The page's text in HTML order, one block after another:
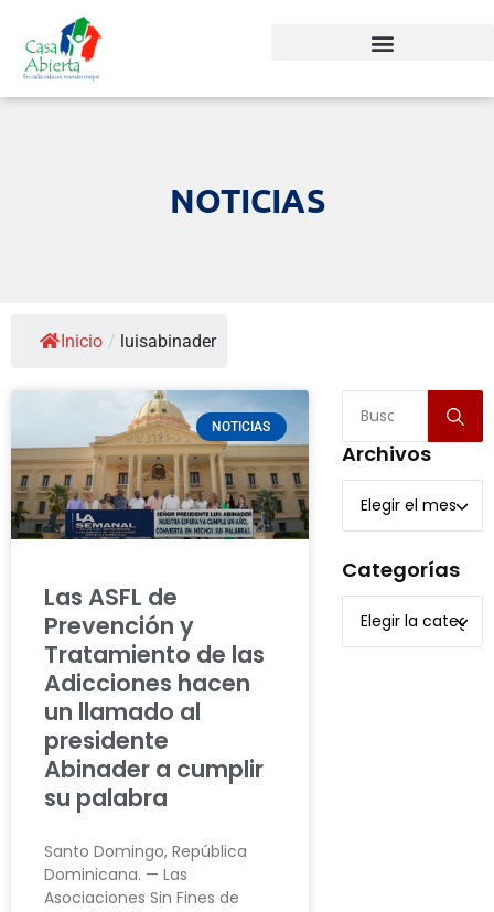
NOTICIAS
Inicio / luisabinader
NOTICIAS
Las ASFL de
Prevención y
Tratamiento de las
Adicciones hacen
un llamado al
presidente
Abinader a cumplir
su palabra
Santo Domingo, República
Dominicana. — Las
Asociaciones Sin Fines de
Archivos
Categorías